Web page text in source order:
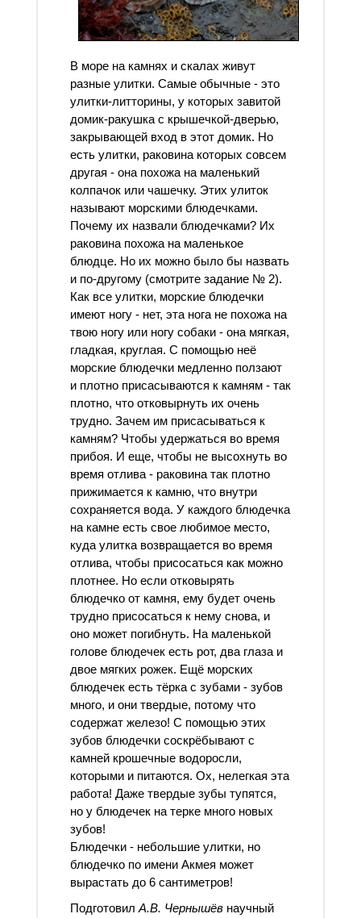
В море на камнях и скалах живут
разные улитки. Самые обычные - это
улитки-литторины, у которых завитой
домик-ракушка с крышечкой-дверью,
закрывающей вход в этот домик. Но
есть улитки, раковина которых совсем
другая - она похожа на маленький
колпачок или чашечку. Этих улиток
называют морскими блюдечками.
Почему их назвали блюдечками? Их
раковина похожа на маленькое
блюдце. Но их можно было бы назвать
и по-другому (смотрите задание № 2).
Как все улитки, морские блюдечки
имеют ногу - нет, эта нога не похожа на
твою ногу или ногу собаки - она мягкая,
гладкая, круглая. С помощью неё
морские блюдечки медленно ползают
и плотно присасываются к камням - так
плотно, что отковырнуть их очень
трудно. Зачем им присасываться к
камням? Чтобы удержаться во время
прибоя. И еще, чтобы не высохнуть во
время отлива - раковина так плотно
прижимается к камню, что внутри
сохраняется вода. У каждого блюдечка
на камне есть свое любимое место,
куда улитка возвращается во время
отлива, чтобы присосаться как можно
плотнее. Но если отковырять
блюдечко от камня, ему будет очень
трудно присосаться к нему снова, и
оно может погибнуть. На маленькой
голове блюдечек есть рот, два глаза и
двое мягких рожек. Ещё морских
блюдечек есть тёрка с зубами - зубов
много, и они твердые, потому что
содержат железо! С помощью этих
зубов блюдечки соскрёбывают с
камней крошечные водоросли,
которыми и питаются. Ох, нелегкая эта
работа! Даже твердые зубы тупятся,
но у блюдечек на терке много новых
зубов!
Блюдечки - небольшие улитки, но
блюдечко по имени Акмея может
вырастать до 6 сантиметров!
Подготовил А.В. Чернышёв научный